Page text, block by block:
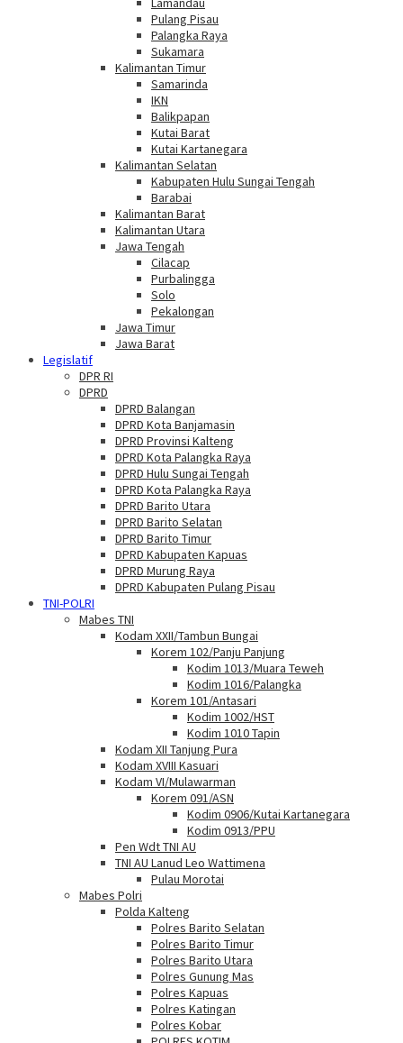
Pulang Pisau
Palangka Raya
Sukamara
Kalimantan Timur
Samarinda
IKN
Balikpapan
Kutai Barat
Kutai Kartanegara
Kalimantan Selatan
Kabupaten Hulu Sungai Tengah
Barabai
Kalimantan Barat
Kalimantan Utara
Jawa Tengah
Cilacap
Purbalingga
Solo
Pekalongan
Jawa Timur
Jawa Barat
Legislatif
DPR RI
DPRD
DPRD Balangan
DPRD Kota Banjamasin
DPRD Provinsi Kalteng
DPRD Kota Palangka Raya
DPRD Hulu Sungai Tengah
DPRD Kota Palangka Raya
DPRD Barito Utara
DPRD Barito Selatan
DPRD Barito Timur
DPRD Kabupaten Kapuas
DPRD Murung Raya
DPRD Kabupaten Pulang Pisau
TNI-POLRI
Mabes TNI
Kodam XXII/Tambun Bungai
Korem 102/Panju Panjung
Kodim 1013/Muara Teweh
Kodim 1016/Palangka
Korem 101/Antasari
Kodim 1002/HST
Kodim 1010 Tapin
Kodam XII Tanjung Pura
Kodam XVIII Kasuari
Kodam VI/Mulawarman
Korem 091/ASN
Kodim 0906/Kutai Kartanegara
Kodim 0913/PPU
Pen Wdt TNI AU
TNI AU Lanud Leo Wattimena
Pulau Morotai
Mabes Polri
Polda Kalteng
Polres Barito Selatan
Polres Barito Timur
Polres Barito Utara
Polres Gunung Mas
Polres Kapuas
Polres Katingan
Polres Kobar